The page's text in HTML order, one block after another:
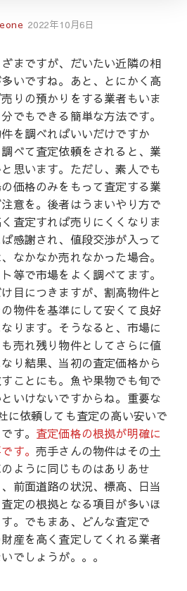
2022年10月6日
まですが、だいたい近隣の相
いですね。あと、とにかく高
りの預かりをする業者もいま
でもできる簡単な方法です。
を調べればいいだけですか
べて査定依頼をされると、業
思います。ただし、素人でも
価格のみをもって査定する業
意を。後者はうまいやり方で
査定すれば売りにくくなりま
感謝され、値段交渉が入って
なかなか売れなかった場合。
等で市場をよく調べてます。
目につきますが、割高物件と
物件を基準にして安くて良好
ります。そうなると、市場に
売れ残り物件としてさらに値
り結果、当初の査定価格から
ことにも。魚や果物でも旬で
いけないですからね。重要な
に依頼しても査定の高い安いで
す。 査定価格の根拠が明確に
す。売手さんの物件はその土
ように同じものはありあせ
前面道路の状況、標高、日当
の根拠となる項目が多いほ
。でもまあ、どんな査定で
産を高く査定してくれる業者
でしょうが。。。